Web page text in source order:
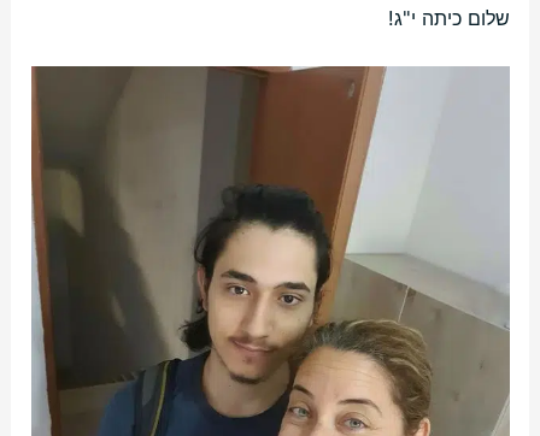
שלום כיתה י"ג!